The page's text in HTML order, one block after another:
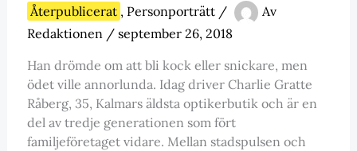
Återpublicerat , Personporträtt/
Av
Redaktionen / september 26, 2018
Han drömde om att bli kock eller snickare, men
ödet ville annorlunda. Idag driver Charlie Gratte
Råberg, 35, Kalmars äldsta optikerbutik och är en
del av tredje generationen som fört
familjeföretaget vidare. Mellan stadspulsen och